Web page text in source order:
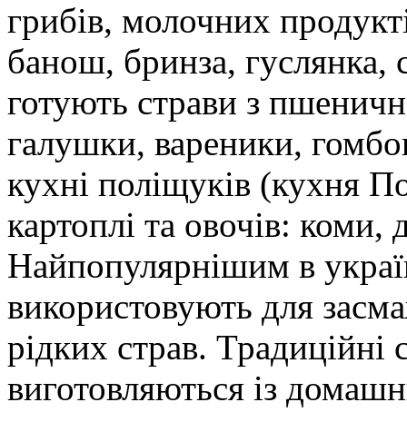
грибів, молочних
банош, бринза,
готують страви з
галушки, вареники,
кухні поліщуків (кухня
картоплі та овочів:
Найпопулярнішим в
використовують для
рідких страв. Традиційні
виготовляються із